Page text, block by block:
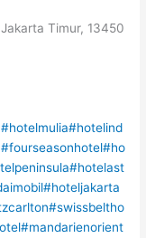
Timur, 13450
#hotelmulia#hotelind
#fourseasonhotel#ho
#hotelast
#hoteljakarta
#swissbeltho
#mandarienorient